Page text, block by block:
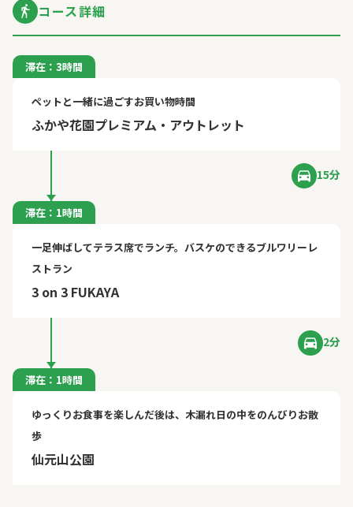
コース詳細
滞在：3時間
ペットと一緒に過ごすお買い物時間
ふかや花園プレミアム・アウトレット
15分
滞在：1時間
一足伸ばしてテラス席でランチ。バスケのできるブルワリーレ
ストラン
3 on 3 FUKAYA
2分
滞在：1時間
ゆっくりお食事を楽しんだ後は、木漏れ日の中をのんびりお散
歩
仙元山公園